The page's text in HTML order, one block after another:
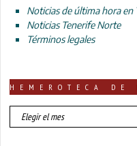
Noticias de última hora en
Noticias Tenerife Norte
Términos legales
HEMEROTECA DE
HEMEROTECA
DE